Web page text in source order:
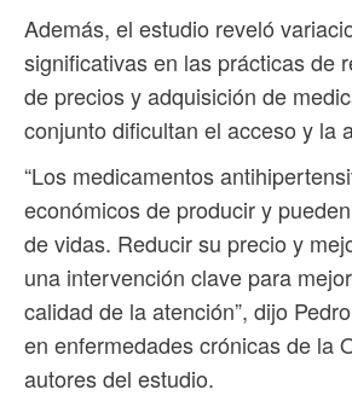
Además, el estudio reveló
significativas en las prácticas de
de precios y adquisición de
conjunto dificultan el acceso y la
“Los medicamentos
económicos de producir y
de vidas. Reducir su precio y
una intervención clave para
calidad de la atención”, dijo
en enfermedades crónicas de la
autores del estudio.